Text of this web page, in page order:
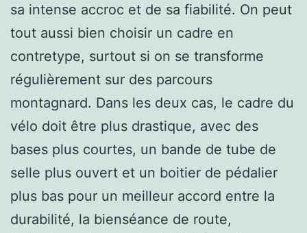
sa intense accroc et de sa fiabilité. On peut
tout aussi bien choisir un cadre en
contretype, surtout si on se transforme
régulièrement sur des parcours
montagnard. Dans les deux cas, le cadre du
vélo doit être plus drastique, avec des
bases plus courtes, un bande de tube de
selle plus ouvert et un boitier de pédalier
plus bas pour un meilleur accord entre la
durabilité, la bienséance de route,